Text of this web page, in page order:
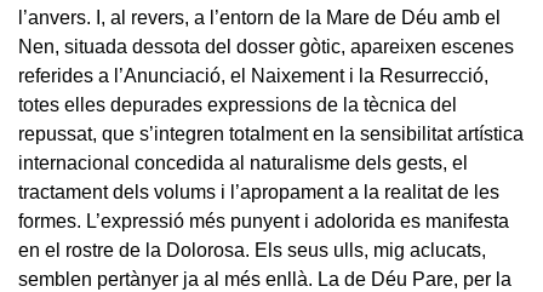
l’anvers. I, al revers, a l’entorn de la Mare de Déu amb el
Nen, situada dessota del dosser gòtic, apareixen escenes
referides a l’Anunciació, el Naixement i la Resurrecció,
totes elles depurades expressions de la tècnica del
repussat, que s’integren totalment en la sensibilitat artística
internacional concedida al naturalisme dels gests, el
tractament dels volums i l’apropament a la realitat de les
formes. L’expressió més punyent i adolorida es manifesta
en el rostre de la Dolorosa. Els seus ulls, mig aclucats,
semblen pertànyer ja al més enllà. La de Déu Pare, per la